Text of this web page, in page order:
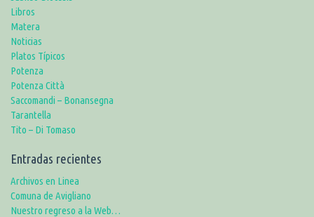
Libros
Matera
Noticias
Platos Típicos
Potenza
Potenza Città
Saccomandi – Bonansegna
Tarantella
Tito – Di Tomaso
Entradas recientes
Archivos en Linea
Comuna de Avigliano
Nuestro regreso a la Web…